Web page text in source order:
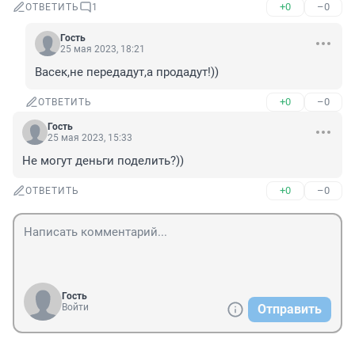
ОТВЕТИТЬ 1 +0 –0
Гость
25 мая 2023, 18:21
Васек,не передадут,а продадут!))
ОТВЕТИТЬ +0 –0
Гость
25 мая 2023, 15:33
Не могут деньги поделить?))
ОТВЕТИТЬ +0 –0
Гость
Войти
Отправить